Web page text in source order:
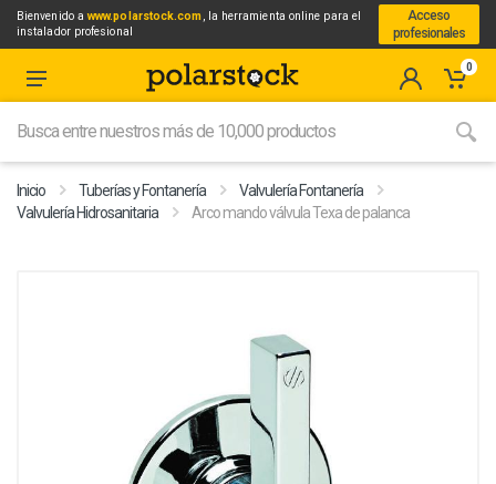
Bienvenido awww.polarstock.com, la herramienta online para el
instalador profesional
Acceso
profesionales
0
Inicio Tuberías y Fontanería
Valvulería Fontanería
Valvulería Hidrosanitaria
Arco mando válvula Texa de palanca